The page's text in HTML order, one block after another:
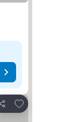
Paylaş
Favorilerime ekle